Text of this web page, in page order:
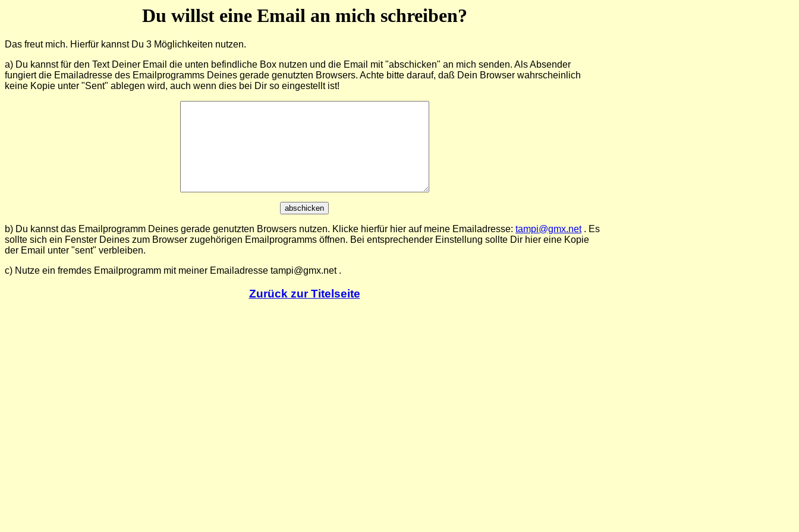
Du willst eine Email an mich schreiben?
Das freut mich. Hierfür kannst Du 3 Möglichkeiten nutzen.
a) Du kannst für den Text Deiner Email die unten befindliche Box nutzen und die Email mit "abschicken" an mich senden. Als Absender
fungiert die Emailadresse des Emailprogramms Deines gerade genutzten Browsers. Achte bitte darauf, daß Dein Browser wahrscheinlich
keine Kopie unter "Sent" ablegen wird, auch wenn dies bei Dir so eingestellt ist!
b) Du kannst das Emailprogramm Deines gerade genutzten Browsers nutzen. Klicke hierfür hier auf meine Emailadresse: tampi@gmx.net. Es
sollte sich ein Fenster Deines zum Browser zugehörigen Emailprogramms öffnen. Bei entsprechender Einstellung sollte Dir hier eine Kopie
der Email unter "sent" verbleiben.
c) Nutze ein fremdes Emailprogramm mit meiner Emailadresse tampi@gmx.net .
Zurück zur Titelseite